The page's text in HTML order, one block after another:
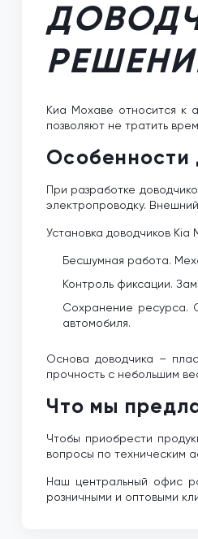
Киа Мохаве относится к
позволяют не тратить
Особенности
При разработке
электропроводку.
Установка доводчиков
Бесшумная работа.
Контроль фиксации.
Сохранение ресурса.
автомобиля.
Основа доводчика –
прочность с небольшим
Что мы
Чтобы приобрести
вопросы по техническим
Наш центральный офис
розничными и оптовыми